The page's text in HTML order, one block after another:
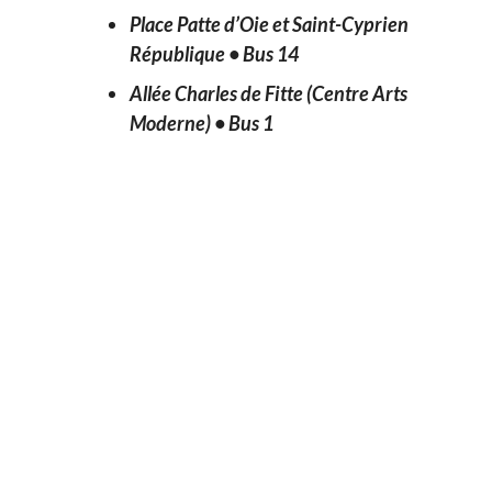
Place Patte d’Oie et Saint-Cyprien
République •Bus 14
Allée Charles de Fitte (Centre Arts
Moderne) •Bus 1